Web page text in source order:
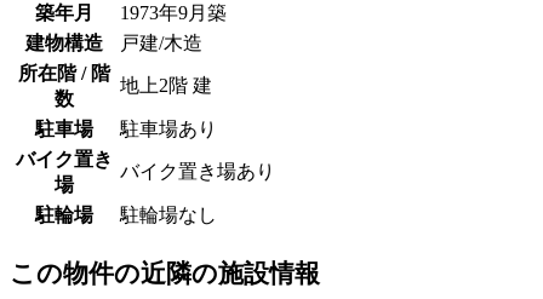
築年月
1973年9月築
建物構造
戸建/木造
所在階 / 階
数
地上2階 建
駐車場
駐車場あり
バイク置き
場
バイク置き場あり
駐輪場 駐輪場なし
この物件の近隣の施設情報